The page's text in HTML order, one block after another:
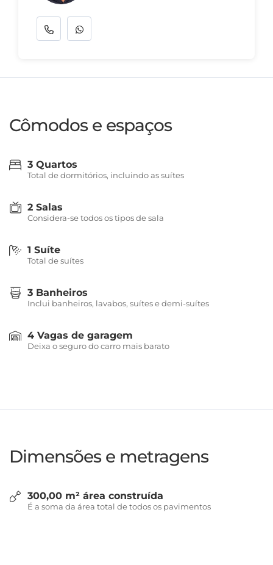
Cômodos e espaços
3 Quartos
Total de dormitórios, incluindo as suítes
2 Salas
Considera-se todos os tipos de sala
1 Suíte
Total de suítes
3 Banheiros
Inclui banheiros, lavabos, suítes e demi-suítes
4 Vagas de garagem
Deixa o seguro do carro mais barato
Dimensões e metragens
300,00 m² área construída
É a soma da área total de todos os pavimentos